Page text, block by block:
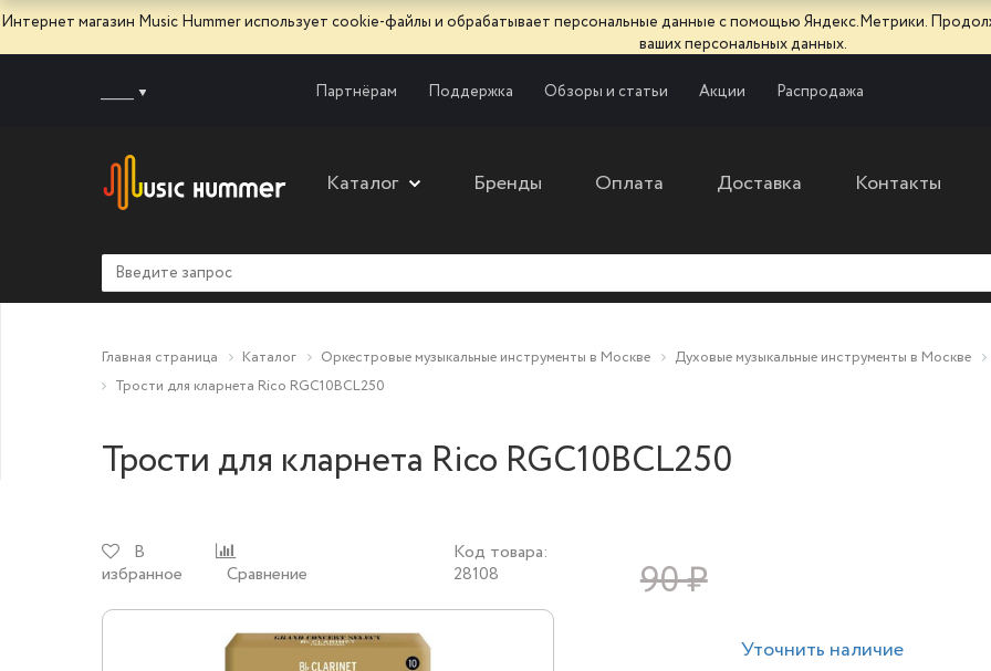
Интернет магазин Music Hummer использует сооkie-файлы и обрабатывает персональные данные с помощью Яндекс.Метрики.
ваших персональных данных.
Партнёрам Поддержка Обзоры и статьи Акции Распродажа
Каталог Бренды Оплата Доставка Контакты
Главная страница Каталог Оркестровые музыкальные инструменты в Москве
Духовые музыкальные инструменты в Москве
Трости для кларнета Rico RGC10BCL250
Трости для кларнета Rico RGC10BCL250
В
избранное
Сравнение
Код товара:
28108 90 ₽
Уточнить наличие